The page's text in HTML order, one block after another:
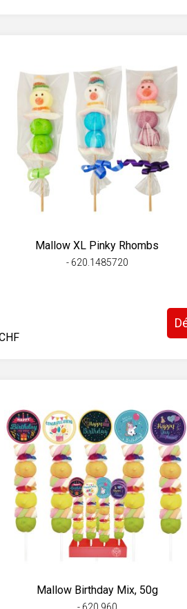
Mallow XL Pinky Rhombs
- 620.1485720
Mallow Birthday Mix, 50g